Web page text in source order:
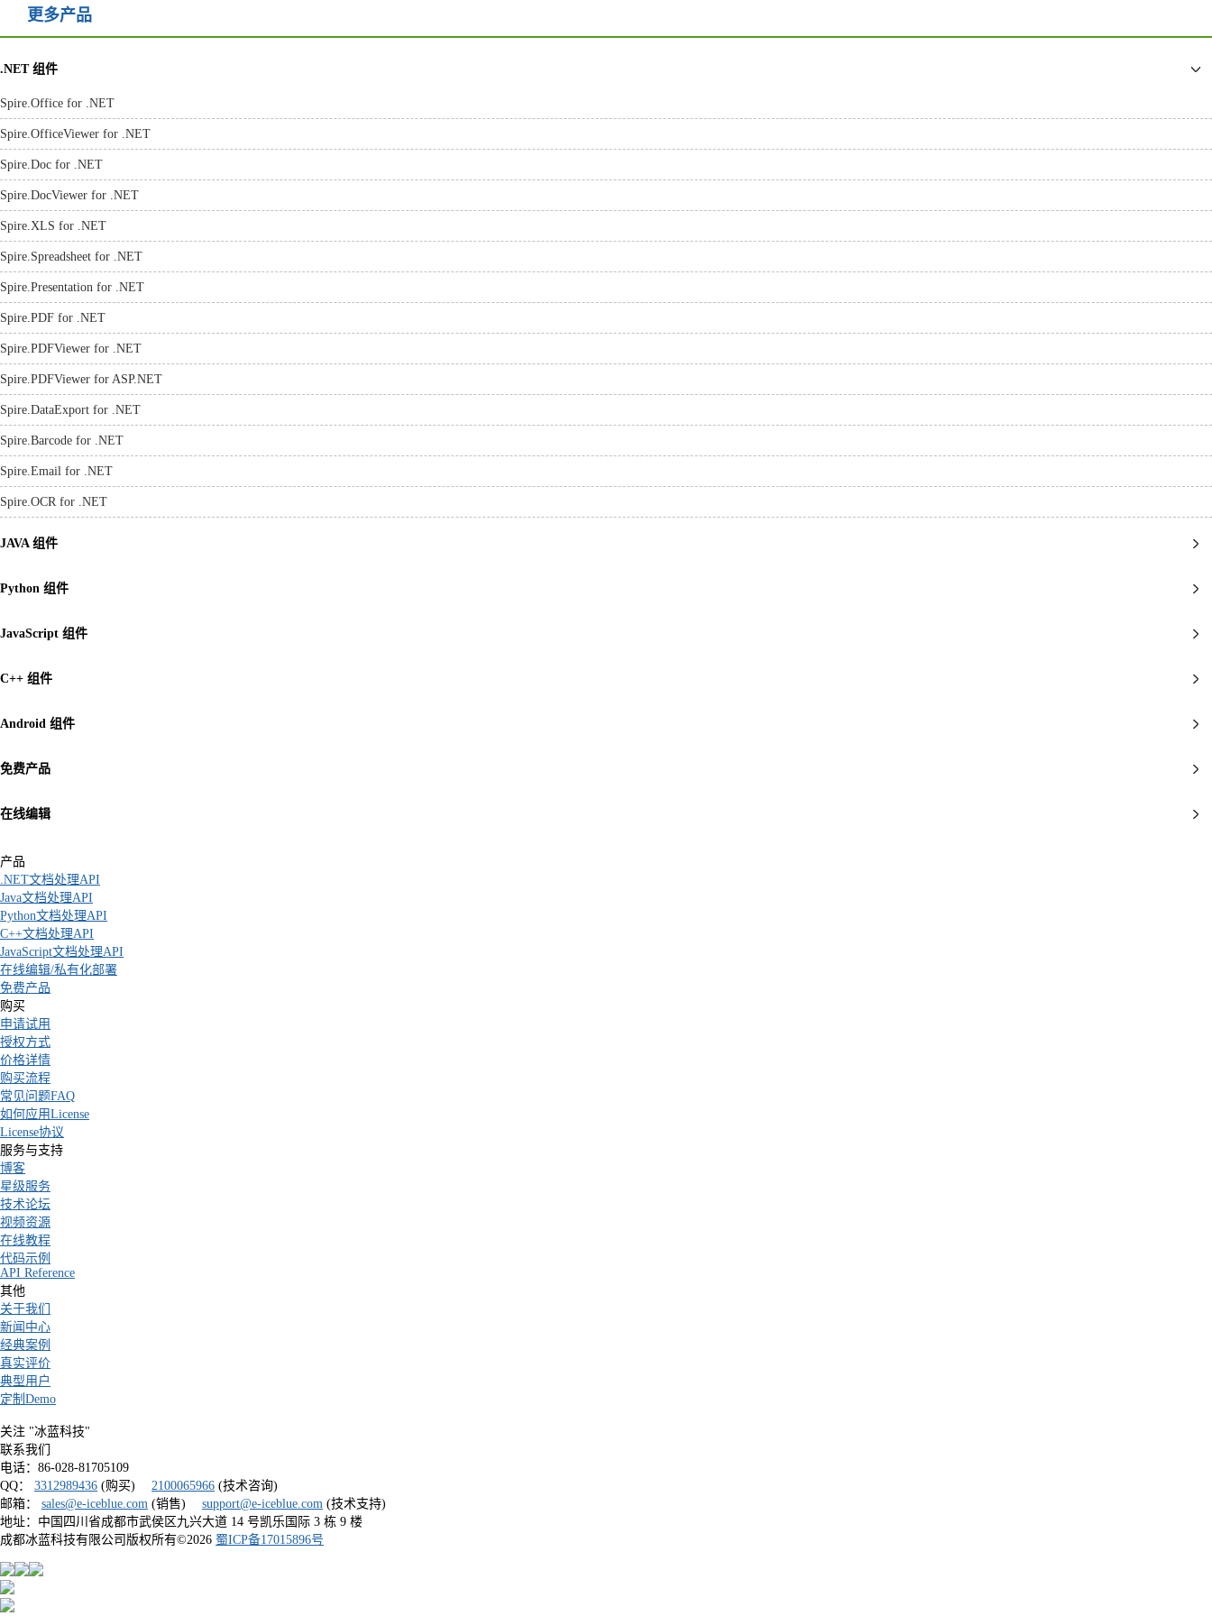
的Spire.PDF
开发人员
更多产品
.NET 组件
Spire.Office for .NET
Spire.OfficeViewer for .NET
Spire.Doc for .NET
Spire.DocViewer for .NET
Spire.XLS for .NET
Spire.Spreadsheet for .NET
Spire.Presentation for .NET
Spire.PDF for .NET
Spire.PDFViewer for .NET
Spire.PDFViewer for ASP.NET
Spire.DataExport for .NET
Spire.Barcode for .NET
Spire.Email for .NET
Spire.OCR for .NET
JAVA 组件
Python 组件
JavaScript 组件
C++ 组件
Android 组件
免费产品
在线编辑
产品
.NET文档处理API
Java文档处理API
Python文档处理API
C++文档处理API
JavaScript文档处理API
在线编辑/私有化部署
免费产品
购买
申请试用
授权方式
价格详情
购买流程
常见问题FAQ
如何应用License
License协议
服务与支持
博客
星级服务
技术论坛
视频资源
在线教程
代码示例
API Reference
其他
关于我们
新闻中心
经典案例
真实评价
典型用户
定制Demo
关注 "冰蓝科技"
联系我们
电话：86-028-81705109
QQ： 3312989436 (购买) 2100065966 (技术咨询)
邮箱： sales@e-iceblue.com (销售) support@e-iceblue.com (技术支持)
地址：中国四川省成都市武侯区九兴大道 14 号凯乐国际 3 栋 9 楼
成都冰蓝科技有限公司版权所有©2026 蜀ICP备17015896号